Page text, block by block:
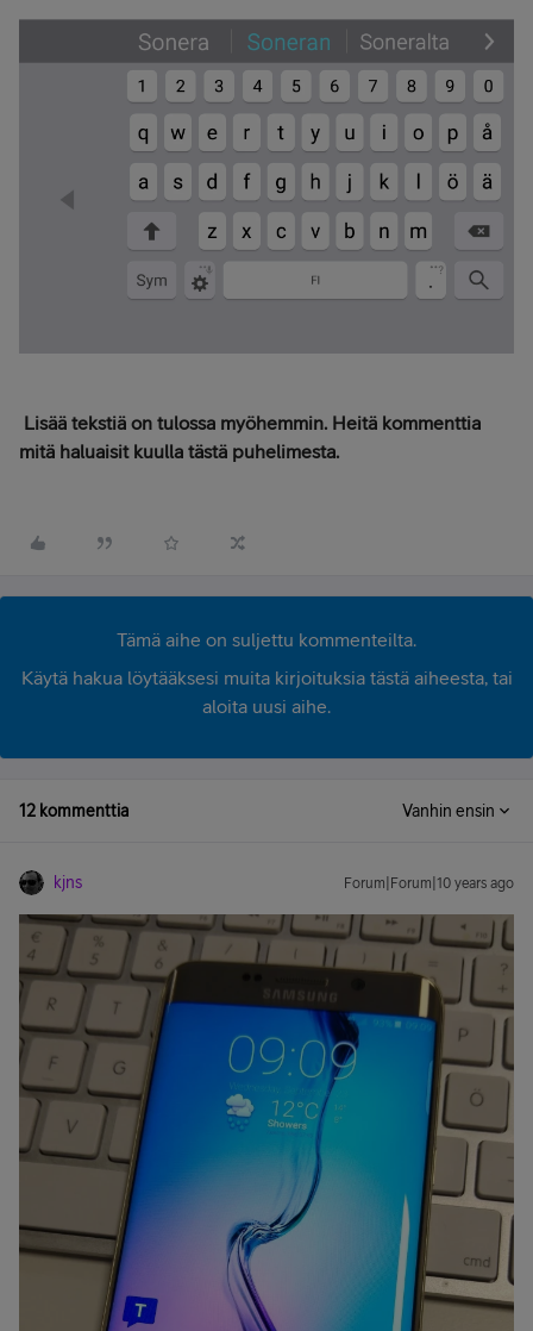
Lisää tekstiä on tulossa myöhemmin. Heitä kommenttia
mitä haluaisit kuulla tästä puhelimesta.
Tämä aihe on suljettu kommenteilta.
Käytä hakua löytääksesi muita kirjoituksia tästä aiheesta, tai
aloita uusi aihe.
12 kommenttia Vanhin ensin
kjns Forum|Forum|10 years ago